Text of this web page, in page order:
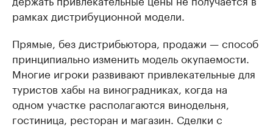
рамках дистрибуционной модели.
Прямые, без дистрибьютора, продажи — способ
принципиально изменить модель окупаемости.
Многие игроки развивают привлекательные для
туристов хабы на виноградниках, когда на
одном участке располагаются винодельня,
гостиница, ресторан и магазин. Сделки с